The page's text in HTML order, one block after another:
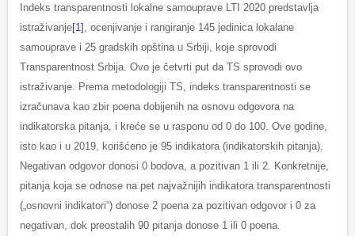
Indeks transparentnosti lokalne samouprave LTI 2020 predstavlja
istraživanje[1] , ocenjivanje i rangiranje 145 jedinica lokalane
samouprave i 25 gradskih opština u Srbiji, koje sprovodi
Transparentnost Srbija. Ovo je četvrti put da TS sprovodi ovo
istraživanje. Prema metodologiji TS, indeks transparentnosti se
izračunava kao zbir poena dobijenih na osnovu odgovora na
indikatorska pitanja, i kreće se u rasponu od 0 do 100. Ove godine,
isto kao i u 2019, korišćeno je 95 indikatora (indikatorskih pitanja).
Negativan odgovor donosi 0 bodova, a pozitivan 1 ili 2. Konkretnije,
pitanja koja se odnose na pet najvažnijih indikatora transparentnosti
(„osnovni indikatori“) donose 2 poena za pozitivan odgovor i 0 za
negativan, dok preostalih 90 pitanja donose 1 ili 0 poena.